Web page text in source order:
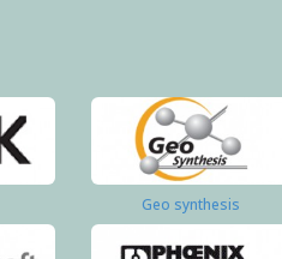
Geo synthesis